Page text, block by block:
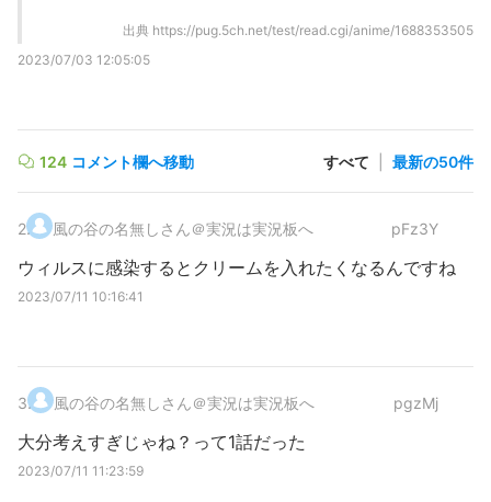
出典 https://pug.5ch.net/test/read.cgi/anime/1688353505
2023/07/03 12:05:05
124 コメント欄へ移動 すべて 最新の50件
2. 風の谷の名無しさん＠実況は実況板へ pFz3Y
ウィルスに感染するとクリームを入れたくなるんですね
2023/07/11 10:16:41
3. 風の谷の名無しさん＠実況は実況板へ pgzMj
大分考えすぎじゃね？って1話だった
2023/07/11 11:23:59